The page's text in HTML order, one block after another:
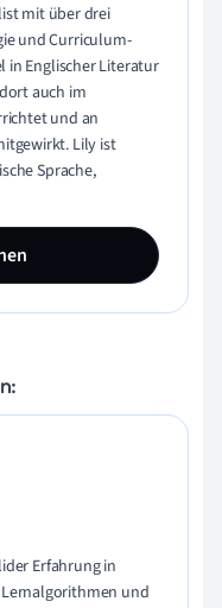
mit über drei
und Curriculum-
in Englischer Literatur
auch im
und an
Lily ist
Sprache,
Erfahrung in
und